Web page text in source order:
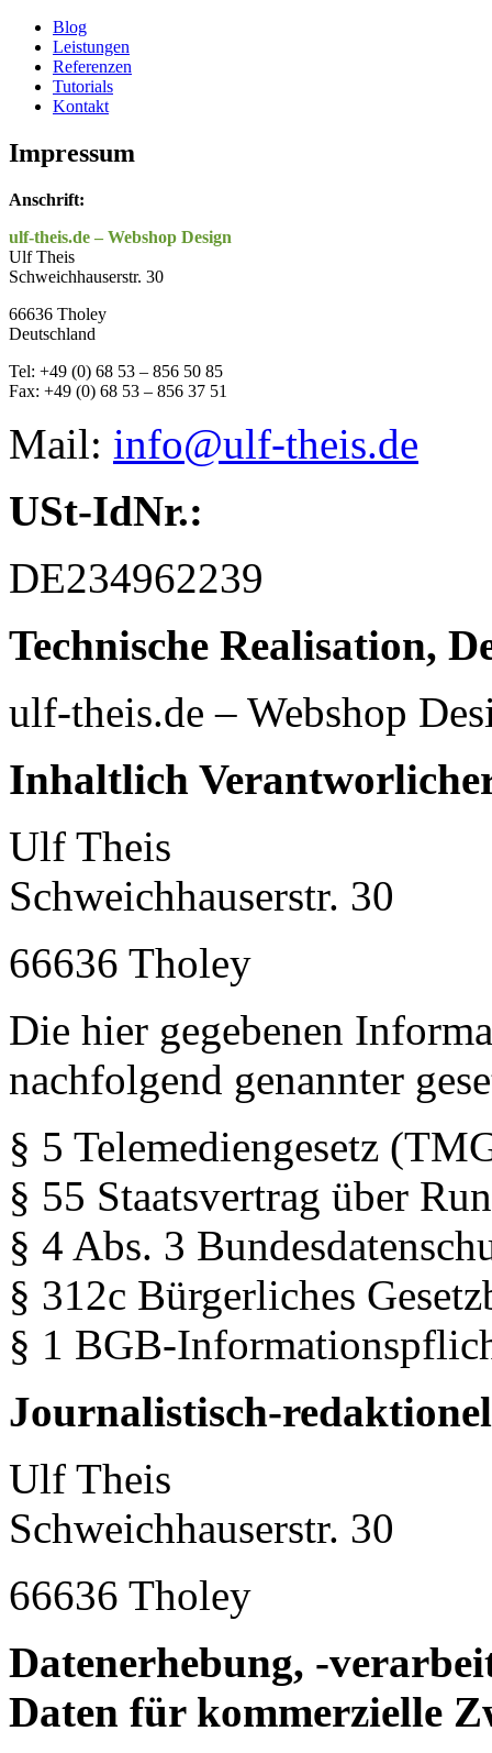
Blog
Leistungen
Referenzen
Tutorials
Kontakt
Impressum
Anschrift:
ulf-theis.de – Webshop Design
Ulf Theis
Schweichhauserstr. 30
66636 Tholey
Deutschland
Tel: +49 (0) 68 53 – 856 50 85
Fax: +49 (0) 68 53 – 856 37 51
Mail: info@ulf-theis.de
USt-IdNr.:
DE234962239
Technische Realisation,
ulf-theis.de – Webshop
Inhaltlich
Ulf Theis
Schweichhauserstr. 30
66636 Tholey
Die hier gegebenen
nachfolgend genannter
§ 5 Telemediengesetz
§ 55 Staatsvertrag über
§ 4 Abs. 3
§ 312c Bürgerliches
§ 1 BGB-
Journalistisch-
Ulf Theis
Schweichhauserstr. 30
66636 Tholey
Datenerhebung, -
Daten für kommerzielle